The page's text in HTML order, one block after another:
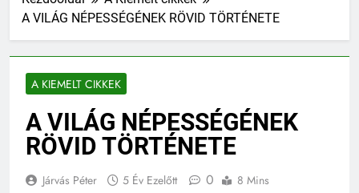
A VILÁG NÉPESSÉGÉNEK RÖVID TÖRTÉNETE
A KIEMELT CIKKEK
A VILÁG NÉPESSÉGÉNEK
RÖVID TÖRTÉNETE
Járvás Péter 5 Év Ezelőtt 0 8 Mins